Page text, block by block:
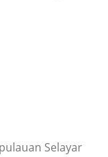
Selayar